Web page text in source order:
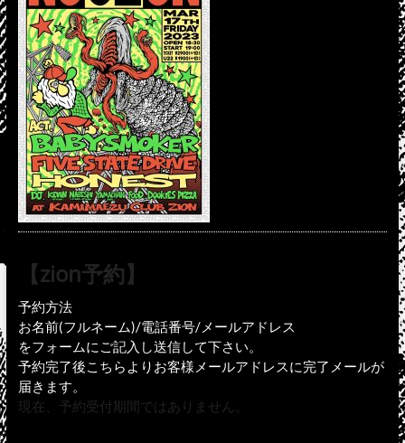
【zion予約】
予約方法
お名前(フルネーム)/電話番号/メールアドレス
をフォームにご記入し送信して下さい。
予約完了後こちらよりお客様メールアドレスに完了メールが
届きます。
現在、予約受付期間ではありません。